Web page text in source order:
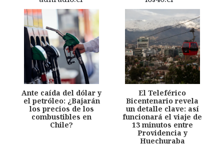
Ante caída del dólar y
el petróleo: ¿Bajarán
los precios de los
combustibles en
Chile?
El Teleférico
Bicentenario revela
un detalle clave: así
funcionará el viaje de
13 minutos entre
Providencia y
Huechuraba